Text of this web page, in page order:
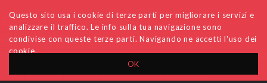
OK
Questo sito usa i cookie di terze parti per migliorare i servizi e
analizzare il traffico. Le info sulla tua navigazione sono
condivise con queste terze parti. Navigando ne accetti l'uso dei
cookie.
Accedi Archivio Invio comunicati Redazione